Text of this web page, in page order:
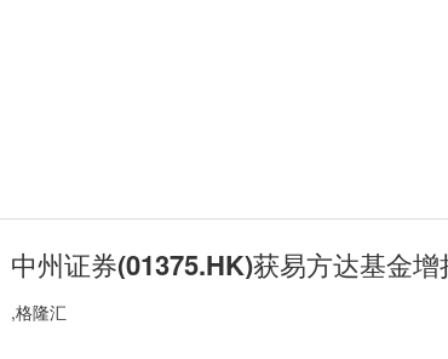
中州证券(01375.HK)获易方达基金
,格隆汇